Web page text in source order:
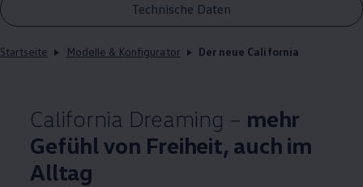
Technische Daten
Startseite Modelle & Konfigurator Der neue California
California Dreaming – mehr
Gefühl von Freiheit, auch im
Alltag